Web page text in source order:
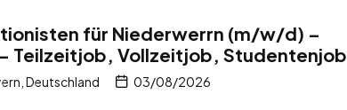
für Niederwerrn (m/w/d) –
Teilzeitjob, Vollzeitjob, Studentenjob
Deutschland 03/08/2026